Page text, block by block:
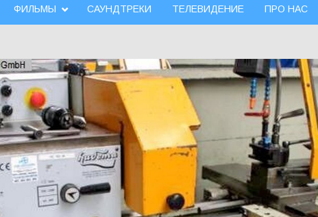
ФИЛЬМЫ САУНДТРЕКИ ТЕЛЕВИДЕНИЕ ПРО НАС